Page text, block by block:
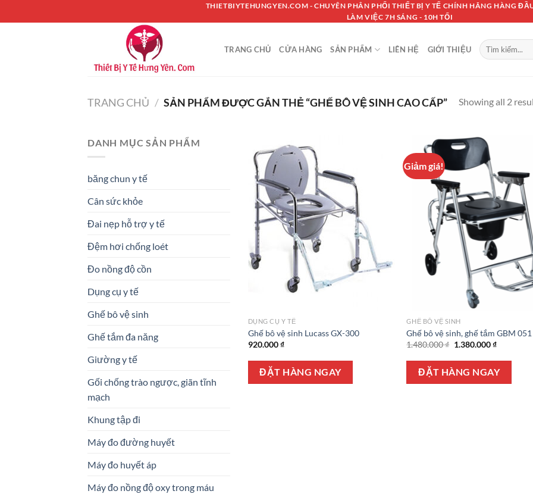
đến
THIETBIYTEHUNGYEN.COM - CHUYÊN PHÂN PHỐI THIẾT BỊ Y TẾ CHÍNH HÃNG HÀNG
LÀM VIỆC 7H SÁNG - 10H TỐI
TRANG CHỦ CỬA HÀNG SẢN PHẨM LIÊN HỆ GIỚI THIỆU
Tìm
kiếm:
TRANG CHỦ / SẢN PHẨM ĐƯỢC GẮN THẺ “GHẾ BÔ VỆ SINH CAO CẤP” Showing all 2
DANH MỤC SẢN PHẨM
băng chun y tế
Cân sức khỏe
Đai nẹp hỗ trợ y tế
Đệm hơi chống loét
Đo nồng độ cồn
Dụng cụ y tế
Ghế bô vệ sinh
Ghế tắm đa năng
Giường y tế
Gối chống trào ngược, giãn tĩnh
mạch
Khung tập đi
Máy đo đường huyết
Máy đo huyết áp
Máy đo nồng độ oxy trong máu
DỤNG CỤ Y TẾ
Ghế bô vệ sinh Lucass GX-300
920.000₫
ĐẶT HÀNG NGAY
Giảm giá!
GHẾ BÔ VỆ SINH
Ghế bô vệ sinh, ghế tắm GBM 051
1.480.000₫ Giá
là:
1.480.000 ₫.
1.380.000₫Giá
tại
là:
ĐẶT HÀNG NGAY